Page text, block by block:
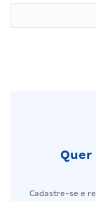
Quer
Cadastre-se e